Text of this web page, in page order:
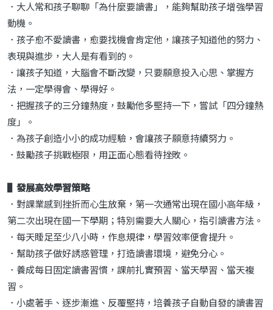
．大人常和孩子聊聊「為什麼要讀書」，能夠幫助孩子增強學習
動機。
．孩子愈不愛讀書，愈要找機會肯定他，讓孩子知道他的努力、
表現與進步，大人是有看到的。
．讓孩子知道，大腦會不斷改變，只要願意投入心思、掌握方
法，一定學得會、學得好。
．把握孩子的三分鐘熱度，鼓勵他多堅持一下，嘗試「四分鐘熱
度」。
．為孩子創造小小的成功經驗，會讓孩子願意持續努力。
．鼓勵孩子挑戰極限，用正面心態看待挫敗。
▌發展高效學習策略
．對課業感到挫折而心生放棄，第一次通常出現在國小高年級，
第二次出現在國一下學期；特別需要大人關心，指引讀書方法。
．每天睡足至少八小時，作息規律，學習效率便會提升。
．幫助孩子做好誘惑管理，打造讀書環境，避免分心。
．養成每日固定讀書習慣，課前扎實預習、當天學習、當天複
習。
．小處著手、逐步漸進、反覆堅持，培養孩子自動自發的讀書習